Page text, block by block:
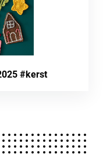
#kerst